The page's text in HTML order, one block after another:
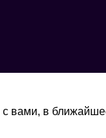
вами, в